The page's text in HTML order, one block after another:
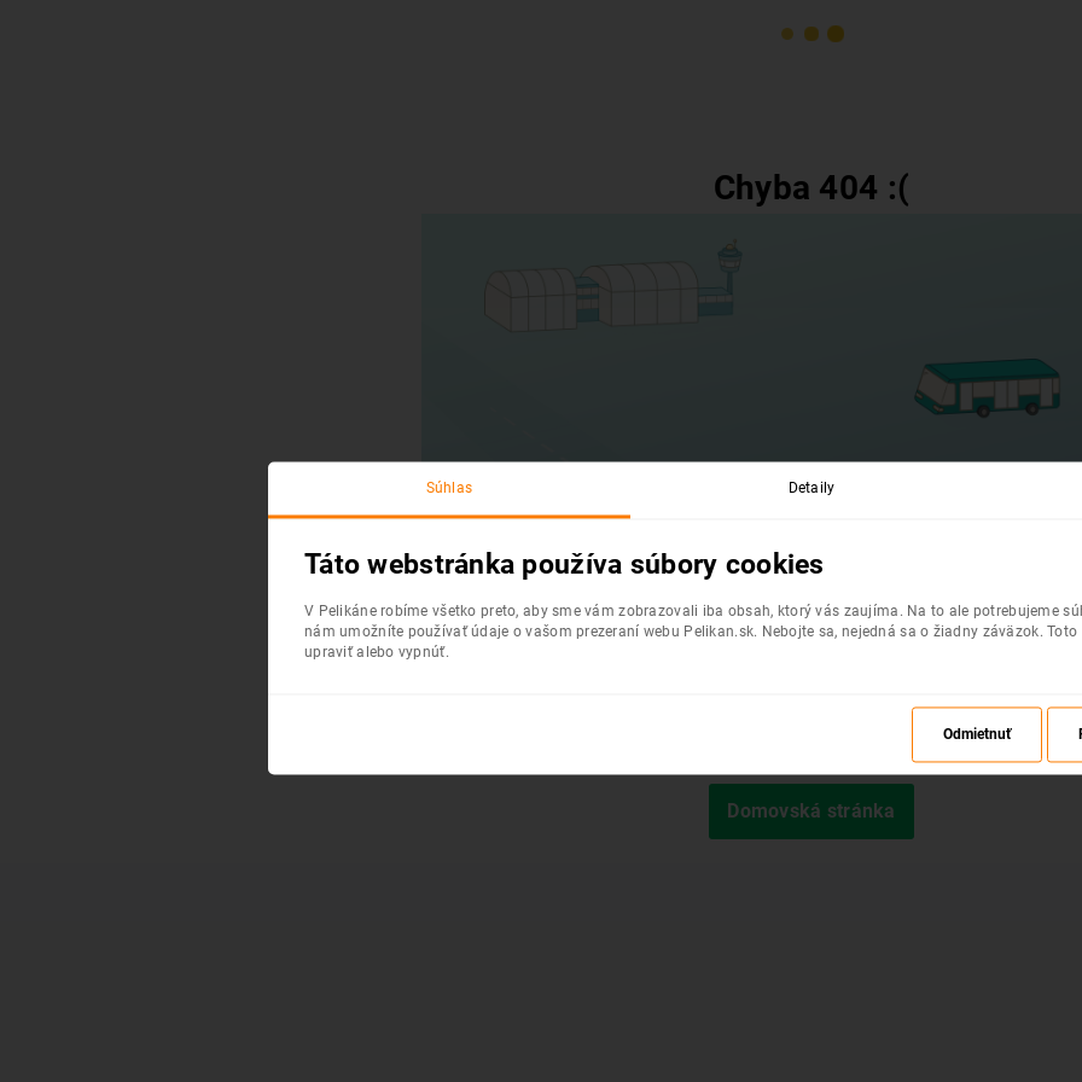
Chyba 404 :(
Domovská stránka
Súhlas Detaily
Táto webstránka používa súbory cookies
V Pelikáne robíme všetko preto, aby sme vám zobrazovali iba obsah, ktorý vás zaujíma. Na to ale potrebujeme
nám umožníte používať údaje o vašom prezeraní webu Pelikan.sk. Nebojte sa, nejedná sa o žiadny záväzok.
upraviť alebo vypnúť.
Odmietnuť